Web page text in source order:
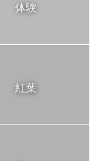
体験
紅葉